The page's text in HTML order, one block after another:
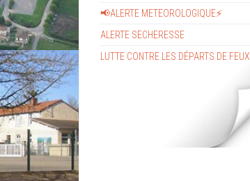
📢ALERTE METEOROLOGIQUE⚡
ALERTE SECHERESSE
LUTTE CONTRE LES DÉPARTS DE FEUX